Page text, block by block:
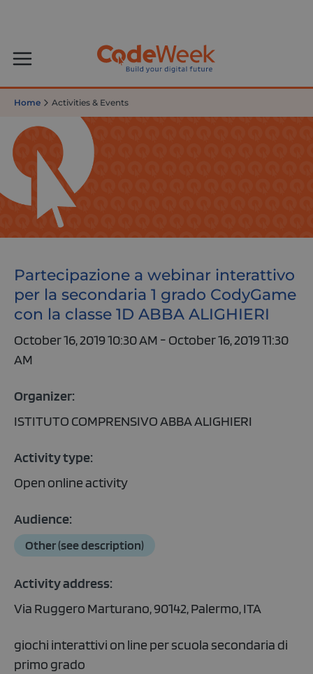
Home Activities & Events
Partecipazione a webinar interattivo
per la secondaria 1 grado CodyGame
con la classe 1D ABBA ALIGHIERI
October 16, 2019 10:30 AM - October 16, 2019 11:30
AM
Organizer:
ISTITUTO COMPRENSIVO ABBA ALIGHIERI
Activity type:
Open online activity
Audience:
Other (see description)
Activity address:
Via Ruggero Marturano, 90142, Palermo, ITA
giochi interattivi on line per scuola secondaria di
primo grado